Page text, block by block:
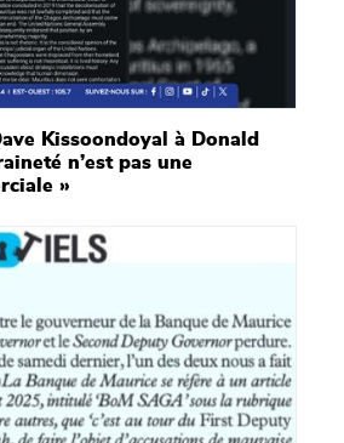
Kissoondoyal à Donald
n’est pas une
»